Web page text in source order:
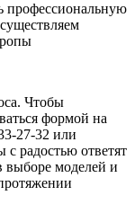
профессиональную
Чтобы
формой на
27-32 или
радостью ответят
выборе моделей и